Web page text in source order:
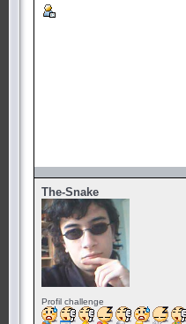
The-Snake
Profil challenge